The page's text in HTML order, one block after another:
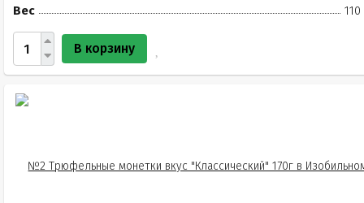
Вес
110
В корзину